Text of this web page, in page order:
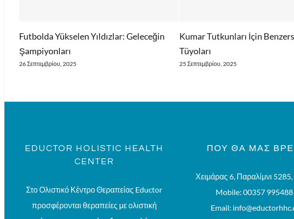
Futbolda Yükselen Yıldızlar: Geleceğin
Şampiyonları
26 Σεπτεμβρίου, 2025
Kumar Tutkunları İçin Benzersiz
Tüyoları
25 Σεπτεμβρίου, 2025
EDUCTOR HOLISTIC HEALTH
CENTER
Στο Ολιστικό Κέντρο Θεραπείας Eductor
προσφέρονται θεραπείες με ολιστική
ΠΟΥ ΘΑ ΜΑΣ
Χειμάρας 6, Παραλίμνι
Mobile:00357
Email: